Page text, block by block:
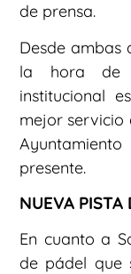
de prensa.
Desde ambas
la hora de
institucional
mejor servicio
presente.
NUEVA
En cuanto a
de pádel que